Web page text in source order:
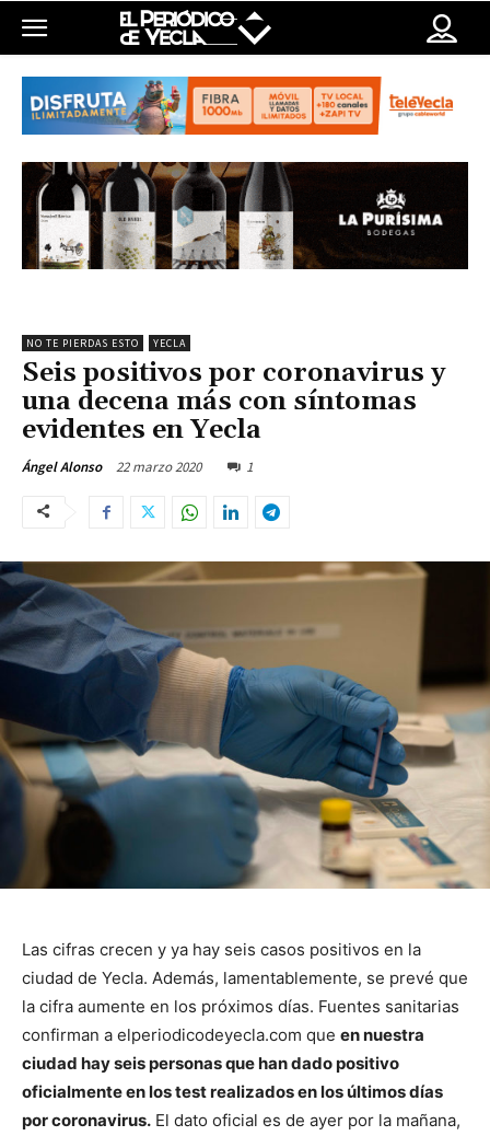
NO TE PIERDAS ESTO YECLA
Seis positivos por coronavirus y
una decena más con síntomas
evidentes en Yecla
Ángel Alonso 22 marzo 2020 1
Las cifras crecen y ya hay seis casos positivos en la
ciudad de Yecla. Además, lamentablemente, se prevé que
la cifra aumente en los próximos días. Fuentes sanitarias
confirman a elperiodicodeyecla.com que en nuestra
ciudad hay seis personas que han dado positivo
oficialmente en los test realizados en los últimos días
por coronavirus. El dato oficial es de ayer por la mañana,